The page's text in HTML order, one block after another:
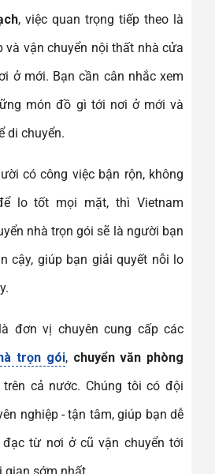
, việc quan trọng tiếp theo là
và vận chuyển nội thất nhà cửa
ở mới. Bạn cần cân nhắc xem
món đồ gì tới nơi ở mới và
di chuyển.
có công việc bận rộn, không
lo tốt mọi mặt, thì Vietnam
nhà trọn gói sẽ là người bạn
cậy, giúp bạn giải quyết nỗi lo
là đơn vị chuyên cung cấp các
trọn gói, chuyển văn phòng
cả nước. Chúng tôi có đội
nghiệp - tận tâm, giúp bạn dễ
từ nơi ở cũ vận chuyển tới